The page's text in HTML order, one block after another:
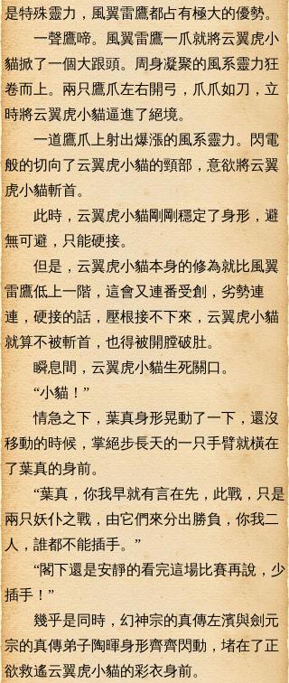
是特殊靈力，風翼雷鷹都占有極大的優勢。
一聲鷹啼。風翼雷鷹一爪就將云翼虎小
貓掀了一個大跟頭。周身凝聚的風系靈力狂
卷而上。兩只鷹爪左右開弓，爪爪如刀，立
時將云翼虎小貓逼進了絕境。
一道鷹爪上射出爆漲的風系靈力。閃電
般的切向了云翼虎小貓的頸部，意欲將云翼
虎小貓斬首。
此時，云翼虎小貓剛剛穩定了身形，避
無可避，只能硬接。
但是，云翼虎小貓本身的修為就比風翼
雷鷹低上一階，這會又連番受創，劣勢連
連，硬接的話，壓根接不下來，云翼虎小貓
就算不被斬首，也得被開膛破肚。
瞬息間，云翼虎小貓生死關口。
“小貓！”
情急之下，葉真身形晃動了一下，還沒
移動的時候，掌絕步長天的一只手臂就橫在
了葉真的身前。
“葉真，你我早就有言在先，此戰，只是
兩只妖仆之戰，由它們來分出勝負，你我二
人，誰都不能插手。”
“閣下還是安靜的看完這場比賽再說，少
插手！”
幾乎是同時，幻神宗的真傳左濱與劍元
宗的真傳弟子陶暉身形齊齊閃動，堵在了正
欲救遙云翼虎小貓的彩衣身前。